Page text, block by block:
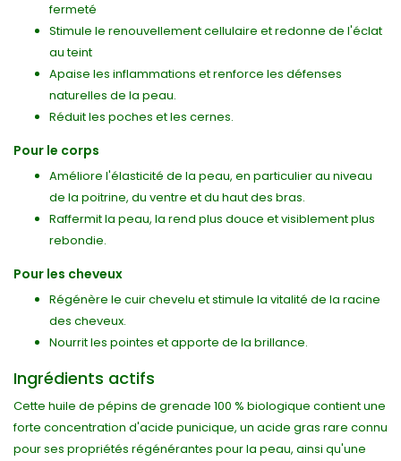
fermeté
Stimule le renouvellement cellulaire et redonne de l'éclat
au teint
Apaise les inflammations et renforce les défenses
naturelles de la peau.
Réduit les poches et les cernes.
Pour le corps
Améliore l'élasticité de la peau, en particulier au niveau
de la poitrine, du ventre et du haut des bras.
Raffermit la peau, la rend plus douce et visiblement plus
rebondie.
Pour les cheveux
Régénère le cuir chevelu et stimule la vitalité de la racine
des cheveux.
Nourrit les pointes et apporte de la brillance.
Ingrédients actifs
Cette huile de pépins de grenade 100 % biologique contient une
forte concentration d'acide punicique, un acide gras rare connu
pour ses propriétés régénérantes pour la peau, ainsi qu'une